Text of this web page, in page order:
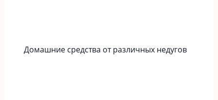
Домашние средства от различных недугов